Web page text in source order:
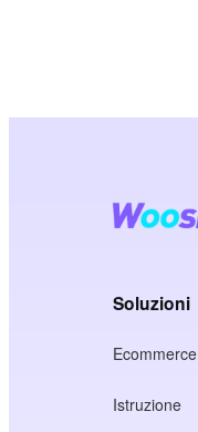
Soluzioni
Ecommerce
Istruzione